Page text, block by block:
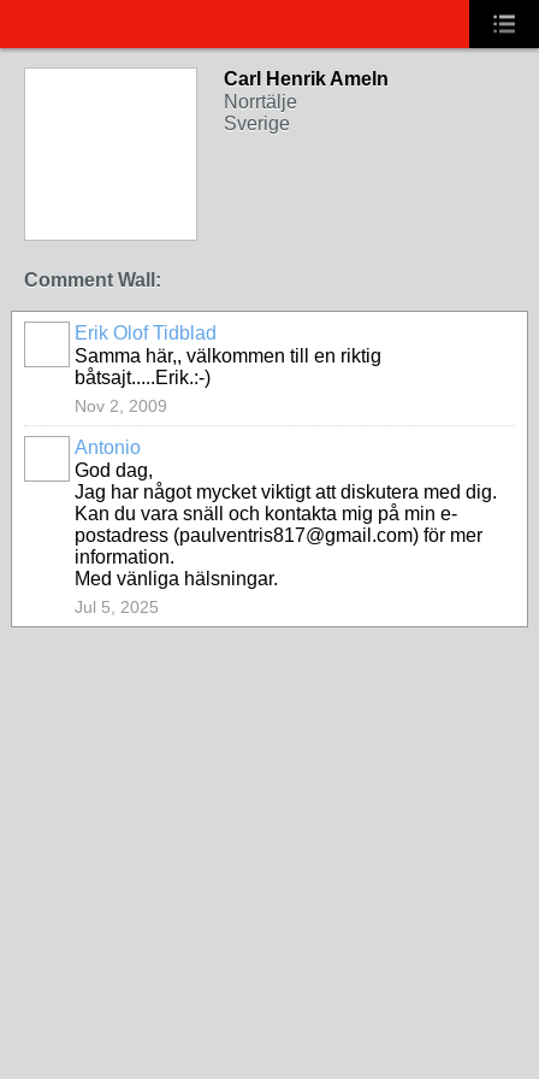
Carl Henrik Ameln
Norrtälje
Sverige
Comment Wall:
Erik Olof Tidblad
Samma här,, välkommen till en riktig
båtsajt.....Erik.:-)
Nov 2, 2009
Antonio
God dag,
Jag har något mycket viktigt att diskutera med dig.
Kan du vara snäll och kontakta mig på min e-
postadress (paulventris817@gmail.com) för mer
information.
Med vänliga hälsningar.
Jul 5, 2025